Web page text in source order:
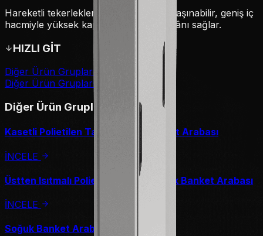
Hareketli tekerlekleri sayesinde kolay taşınabilir, geniş iç
hacmiyle yüksek kapasitede servis imkânı sağlar.
HIZLI GİT
Diğer Ürün Grupları
Diğer Ürün Grupları
Diğer Ürün Grupları
Kasetli Polietilen Tablalı Sıcak Banket Arabası
İNCELE
Üstten Isıtmalı Polietilen Tablalı Sıcak Banket Arabası
İNCELE
Soğuk Banket Arabası